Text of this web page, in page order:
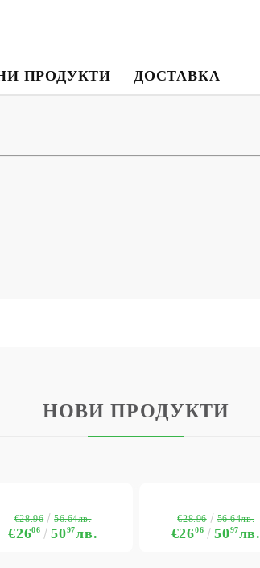
Моят профил
ПРОДУКТИ ДОСТАВКА
НОВИ ПРОДУКТИ
€2606 5097лв.
€28.96 56.64лв.
€2606 5097лв.
€28.96 56.64лв.